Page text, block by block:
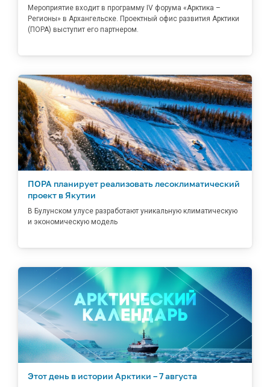
Мероприятие входит в программу IV форума «Арктика –
Регионы» в Архангельске. Проектный офис развития Арктики
(ПОРА) выступит его партнером.
ПОРА планирует реализовать лесоклиматический
проект в Якутии
В Булунском улусе разработают уникальную климатическую
и экономическую модель
Этот день в истории Арктики – 7 августа